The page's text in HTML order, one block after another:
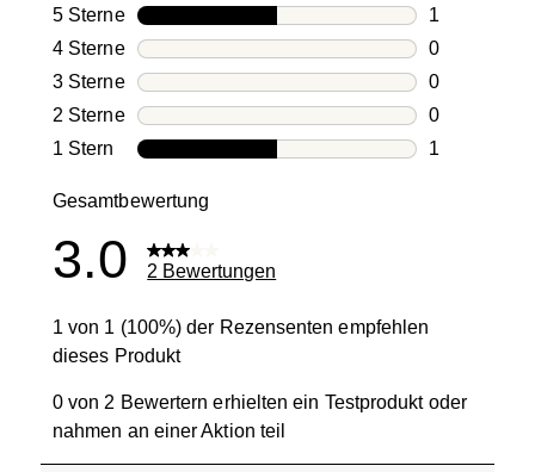
5 SterneSterne
1
1
4 SterneSterne
0
0
3 SterneSterne
0
0
2 SterneSterne
0
0
1 Stern Sterne
1
Gesamtbewertung
3.0 2 Bewertungen
1 von 1 (100%) der Rezensenten empfehlen
dieses Produkt
0 von 2 Bewertern erhielten ein Testprodukt oder
nahmen an einer Aktion teil